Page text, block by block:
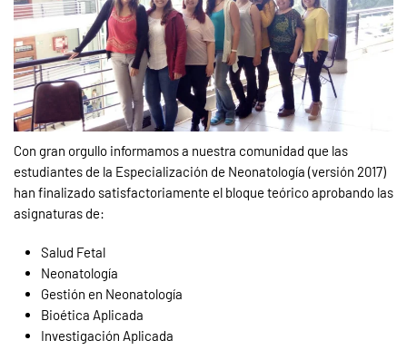
Con gran orgullo informamos a nuestra comunidad que las
estudiantes de la Especialización de Neonatología (versión 2017)
han finalizado satisfactoriamente el bloque teórico aprobando las
asignaturas de:
Salud Fetal
Neonatología
Gestión en Neonatología
Bioética Aplicada
Investigación Aplicada